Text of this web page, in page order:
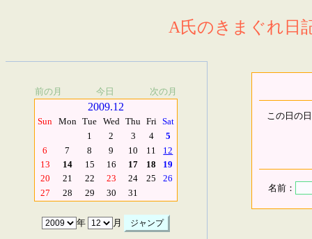
A氏のきまぐれ日
前の月 今日 次の月
2009.12
Sun Mon Tue Wed Thu Fri Sat
1
2 3 4
5
6
7 8 9 10 11
12
13
14 15 16 17 18
19
20
21 22 23 24 25
26
27
28 29 30 31
年 月
この日の
名前：